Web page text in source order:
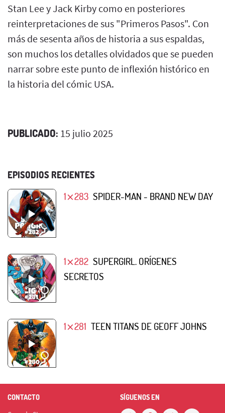
Stan Lee y Jack Kirby como en posteriores
reinterpretaciones de sus "Primeros Pasos". Con
más de sesenta años de historia a sus espaldas,
son muchos los detalles olvidados que se pueden
narrar sobre este punto de inflexión histórico en
la historia del cómic USA.
PUBLICADO: 15 julio 2025
EPISODIOS RECIENTES
1⨯283 SPIDER-MAN - BRAND NEW DAY
1⨯282 SUPERGIRL. ORÍGENES
SECRETOS
1⨯281 TEEN TITANS DE GEOFF JOHNS
CONTACTO SÍGUENOS EN